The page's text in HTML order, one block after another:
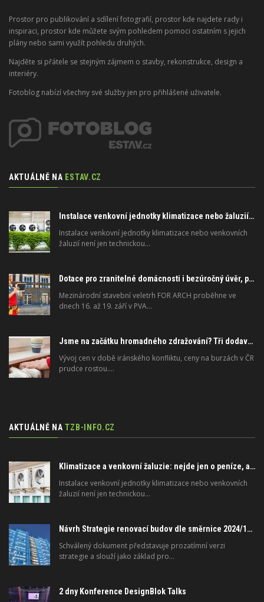
Prostor pro publikování a sdílení fotografií, prostor kde najdete rady i
inspiraci, prostor kde můžete svým pohledem pomoci ostatním s jejich
plány nebo sami využít pohledu druhých.
Najděte si přátele se stejným zájmem o stavby, rekonstrukce, design a
interiéry.
Fotoblog nabízí všechny své služby jen pro přihlášené uživatele.
AKTUÁLNĚ NA ESTAV.CZ
Instalace venkovní jednotky klimatizace nebo žaluzií podléhá jasným právním pravidlům
Instalace venkovní jednotky klimatizace nebo venkovních
žaluzií není jen technickou…
Dotace pro zranitelné domácnosti i bezúročný úvěr, poradenství na veletrhu FOR ARCH
Mezinárodní stavební veletrh FOR ARCH proběhne ve
dnech 16. až 19. září v PVA…
Jsme na začátku hromadného zdražování? Tři dodavatelé zvýšili ceny
Vývoj cen v době iránského konfliktu, ceny na burzách v ČR
prudce rostou.…
AKTUÁLNĚ NA TZB-INFO.CZ
Klimatizace a venkovní žaluzie: nejde jen o peníze, ale i o právo
Instalace venkovní jednotky klimatizace nebo venkovních
žaluzií není jen technickou…
Návrh Strategie renovací budov dle směrnice 2024/1275/EU o energetické náročnosti budov
Schválený dokument představuje prozatímní verzi
strategie a slouží jako základ pro…
2 dny Konference DesignBlok Talks